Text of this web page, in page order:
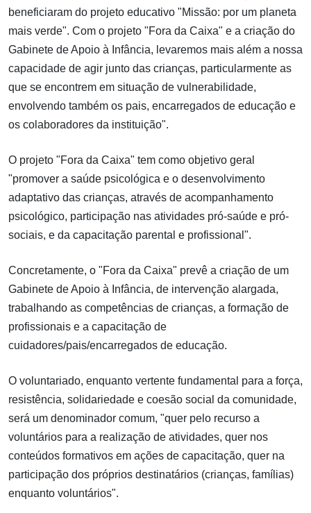
beneficiaram do projeto educativo "Missão: por um planeta
mais verde". Com o projeto "Fora da Caixa" e a criação do
Gabinete de Apoio à Infância, levaremos mais além a nossa
capacidade de agir junto das crianças, particularmente as
que se encontrem em situação de vulnerabilidade,
envolvendo também os pais, encarregados de educação e
os colaboradores da instituição".
O projeto "Fora da Caixa" tem como objetivo geral
"promover a saúde psicológica e o desenvolvimento
adaptativo das crianças, através de acompanhamento
psicológico, participação nas atividades pró-saúde e pró-
sociais, e da capacitação parental e profissional".
Concretamente, o "Fora da Caixa" prevê a criação de um
Gabinete de Apoio à Infância, de intervenção alargada,
trabalhando as competências de crianças, a formação de
profissionais e a capacitação de
cuidadores/pais/encarregados de educação.
O voluntariado, enquanto vertente fundamental para a força,
resistência, solidariedade e coesão social da comunidade,
será um denominador comum, "quer pelo recurso a
voluntários para a realização de atividades, quer nos
conteúdos formativos em ações de capacitação, quer na
participação dos próprios destinatários (crianças, famílias)
enquanto voluntários".